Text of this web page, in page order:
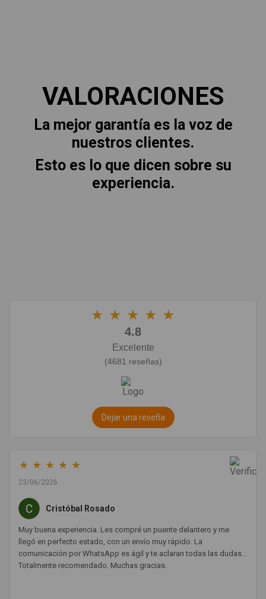
VALORACIONES
La mejor garantía es la voz de
nuestros clientes.
Esto es lo que dicen sobre su
experiencia.
★ ★ ★ ★ ★
4.8
Excelente
(4681 reseñas)
Dejar una reseña
★ ★ ★ ★ ★
23/06/2026
Cristóbal Rosado
Muy buena experiencia. Les compré un puente delantero y me
llegó en perfecto estado, con un envío muy rápido. La
comunicación por WhatsApp es ágil y te aclaran todas las dudas.
Totalmente recomendado. Muchas gracias.